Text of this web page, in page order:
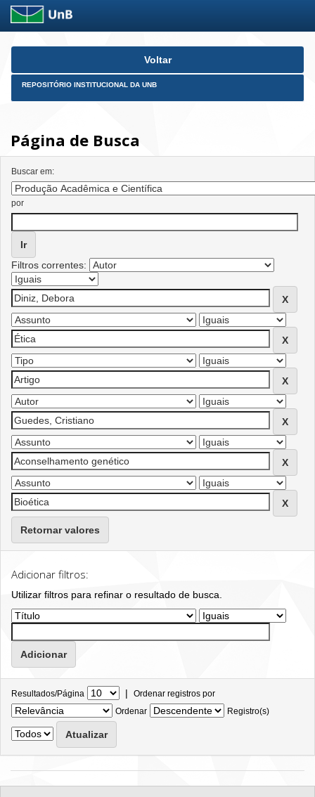
Skip
Voltar
REPOSITÓRIO INSTITUCIONAL DA UNB
Página de Busca
Buscar em:
por
Filtros correntes:
Retornar valores
Adicionar filtros:
Utilizar filtros para refinar o resultado de busca.
Resultados/Página | Ordenar registros por
Ordenar
Registro(s)